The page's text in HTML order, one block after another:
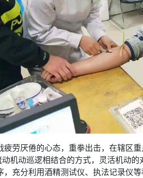
劳厌倦的心态，重拳出击，在辖区
机动巡逻相结合的方式，灵活机动
充分利用酒精测试仪、执法记录仪